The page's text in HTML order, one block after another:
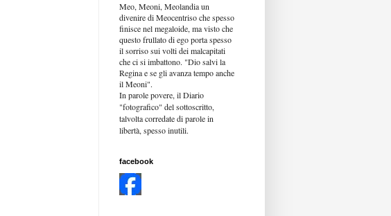
Meo, Meoni, Meolandia un
divenire di Meocentriso che spesso
finisce nel megaloide, ma visto che
questo frullato di ego porta spesso
il sorriso sui volti dei malcapitati
che ci si imbattono. "Dio salvi la
Regina e se gli avanza tempo anche
il Meoni".
In parole povere, il Diario
"fotografico" del sottoscritto,
talvolta corredate di parole in
libertà, spesso inutili.
facebook